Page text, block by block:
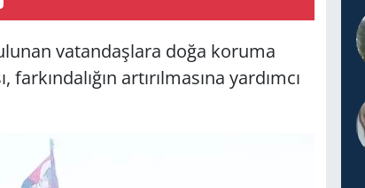
vatandaşlara doğa koruma
artırılmasına yardımcı